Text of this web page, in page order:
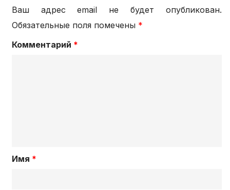
Ваш адрес email не будет опубликован.
Обязательные поля помечены *
Комментарий *
Имя *